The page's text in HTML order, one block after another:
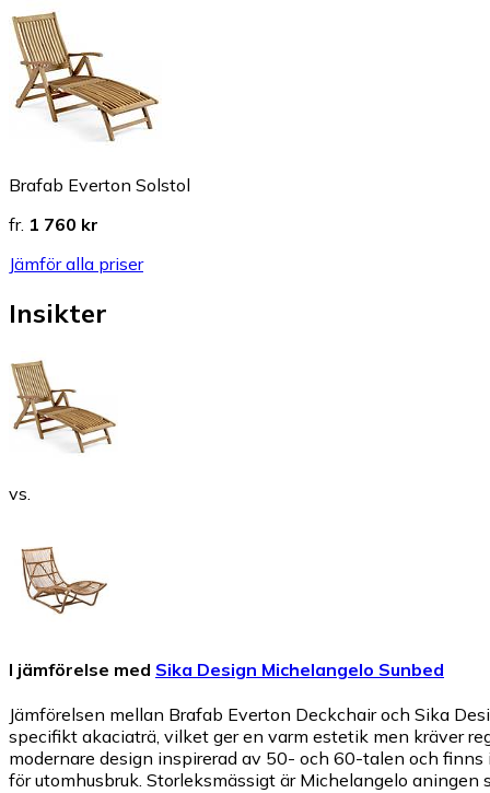
Brafab Everton Solstol
fr. 1 760 kr
Jämför alla priser
Insikter
vs.
I jämförelse med Sika Design Michelangelo Sunbed
Jämförelsen mellan Brafab Everton Deckchair och Sika
specifikt akaciaträ, vilket ger en varm estetik men kräver
modernare design inspirerad av 50- och 60-talen och
för utomhusbruk. Storleksmässigt är Michelangelo